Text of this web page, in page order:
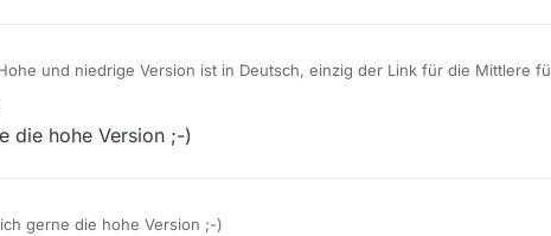
und niedrige Version ist in Deutsch, einzig der Link für die Mittlere
die hohe Version ;-)
gerne die hohe Version ;-)